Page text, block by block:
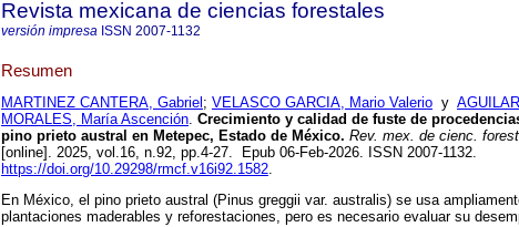
Revista mexicana de ciencias forestales
versión impresa ISSN 2007-1132
Resumen
MARTINEZ CANTERA, Gabriel ; VELASCO GARCIA, Mario Valerio y AGUILAR
MORALES, María Ascención. Crecimiento y calidad de fuste de
pino prieto austral en Metepec, Estado de México. Rev. mex. de cienc.
[online]. 2025, vol.16, n.92, pp.4-27. Epub 06-Feb-2026. ISSN 2007-1132.
https://doi.org/10.29298/rmcf.v16i92.1582.
En México, el pino prieto austral (Pinus greggii var. australis) se usa
plantaciones maderables y reforestaciones, pero es necesario evaluar su